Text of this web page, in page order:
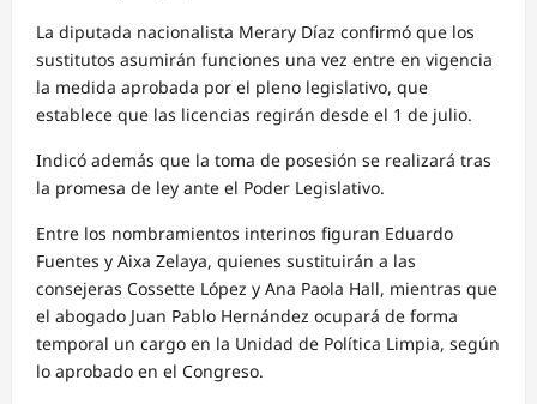
La diputada nacionalista Merary Díaz confirmó que los
sustitutos asumirán funciones una vez entre en vigencia
la medida aprobada por el pleno legislativo, que
establece que las licencias regirán desde el 1 de julio.
Indicó además que la toma de posesión se realizará tras
la promesa de ley ante el Poder Legislativo.
Entre los nombramientos interinos figuran Eduardo
Fuentes y Aixa Zelaya, quienes sustituirán a las
consejeras Cossette López y Ana Paola Hall, mientras que
el abogado Juan Pablo Hernández ocupará de forma
temporal un cargo en la Unidad de Política Limpia, según
lo aprobado en el Congreso.